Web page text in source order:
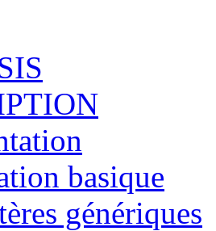
basique
génériques